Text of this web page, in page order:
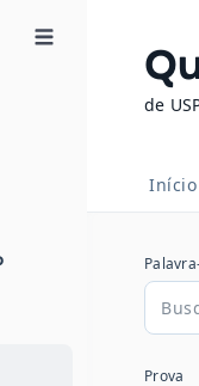
de
Início
Prova